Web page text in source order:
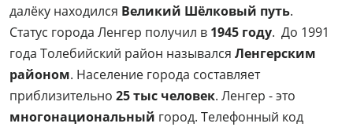
далёку находился Великий Шёлковый путь.
Статус города Ленгер получил в 1945 году. До 1991
года Толебийский район назывался Ленгерским
районом. Население города составляет
приблизительно 25 тыс человек. Ленгер - это
многонациональный город. Телефонный код